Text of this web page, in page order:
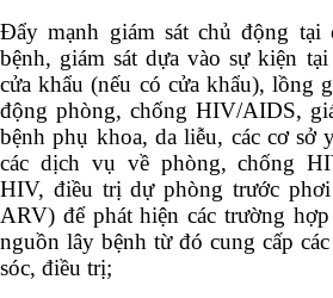
Đẩy mạnh giám sát chủ động tại
bệnh, giám sát dựa vào sự kiện
cửa khẩu (nếu có cửa khẩu), lồng
động phòng, chống HIV/AIDS,
bệnh phụ khoa, da liễu, các cơ sở
các dịch vụ về phòng, chống
HIV, điều trị dự phòng trước
ARV) để phát hiện các trường
nguồn lây bệnh từ đó cung cấp
sóc, điều trị;